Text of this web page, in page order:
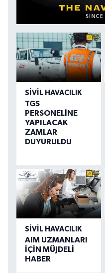
SIVIL HAVACILIK
TGS
PERSONELİNE
YAPILACAK
ZAMLAR
DUYURULDU
SIVIL HAVACILIK
AIM UZMANLARI
İÇİN MÜJDELİ
HABER